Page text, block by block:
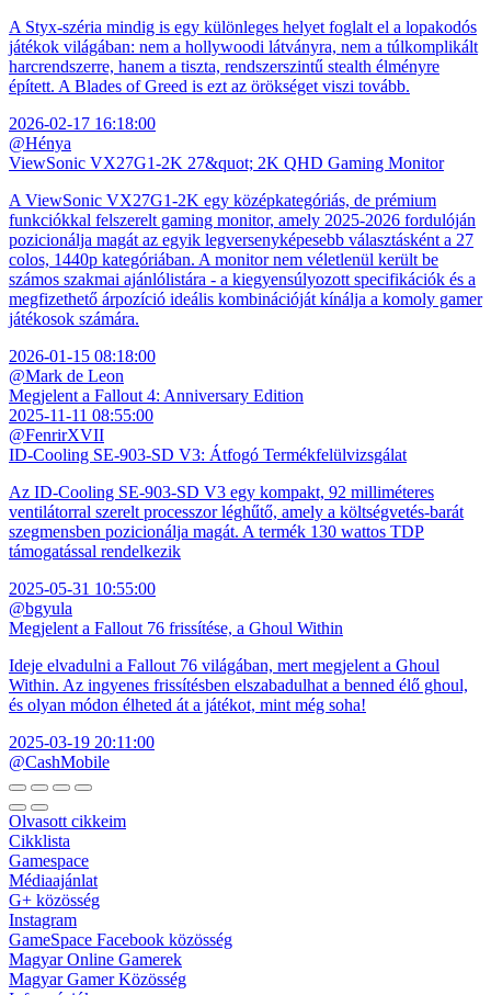
A Styx-széria mindig is egy különleges helyet foglalt el a lopakodós
játékok világában: nem a hollywoodi látványra, nem a túlkomplikált
harcrendszerre, hanem a tiszta, rendszerszintű stealth élményre
épített. A Blades of Greed is ezt az örökséget viszi tovább.
2026-02-17 16:18:00
@Hénya
ViewSonic VX27G1-2K 27&quot; 2K QHD Gaming Monitor
A ViewSonic VX27G1-2K egy középkategóriás, de prémium
funkciókkal felszerelt gaming monitor, amely 2025-2026 fordulóján
pozicionálja magát az egyik legversenyképesebb választásként a 27
colos, 1440p kategóriában. A monitor nem véletlenül került be
számos szakmai ajánlólistára - a kiegyensúlyozott specifikációk és a
megfizethető árpozíció ideális kombinációját kínálja a komoly gamer
játékosok számára.
2026-01-15 08:18:00
@Mark de Leon
Megjelent a Fallout 4: Anniversary Edition
2025-11-11 08:55:00
@FenrirXVII
ID-Cooling SE-903-SD V3: Átfogó Termékfelülvizsgálat
Az ID-Cooling SE-903-SD V3 egy kompakt, 92 milliméteres
ventilátorral szerelt processzor léghűtő, amely a költségvetés-barát
szegmensben pozicionálja magát. A termék 130 wattos TDP
támogatással rendelkezik
2025-05-31 10:55:00
@bgyula
Megjelent a Fallout 76 frissítése, a Ghoul Within
Ideje elvadulni a Fallout 76 világában, mert megjelent a Ghoul
Within. Az ingyenes frissítésben elszabadulhat a benned élő ghoul,
és olyan módon élheted át a játékot, mint még soha!
2025-03-19 20:11:00
@CashMobile
Olvasott cikkeim
Cikklista
Gamespace
Médiaajánlat
G+ közösség
Instagram
GameSpace Facebook közösség
Magyar Online Gamerek
Magyar Gamer Közösség